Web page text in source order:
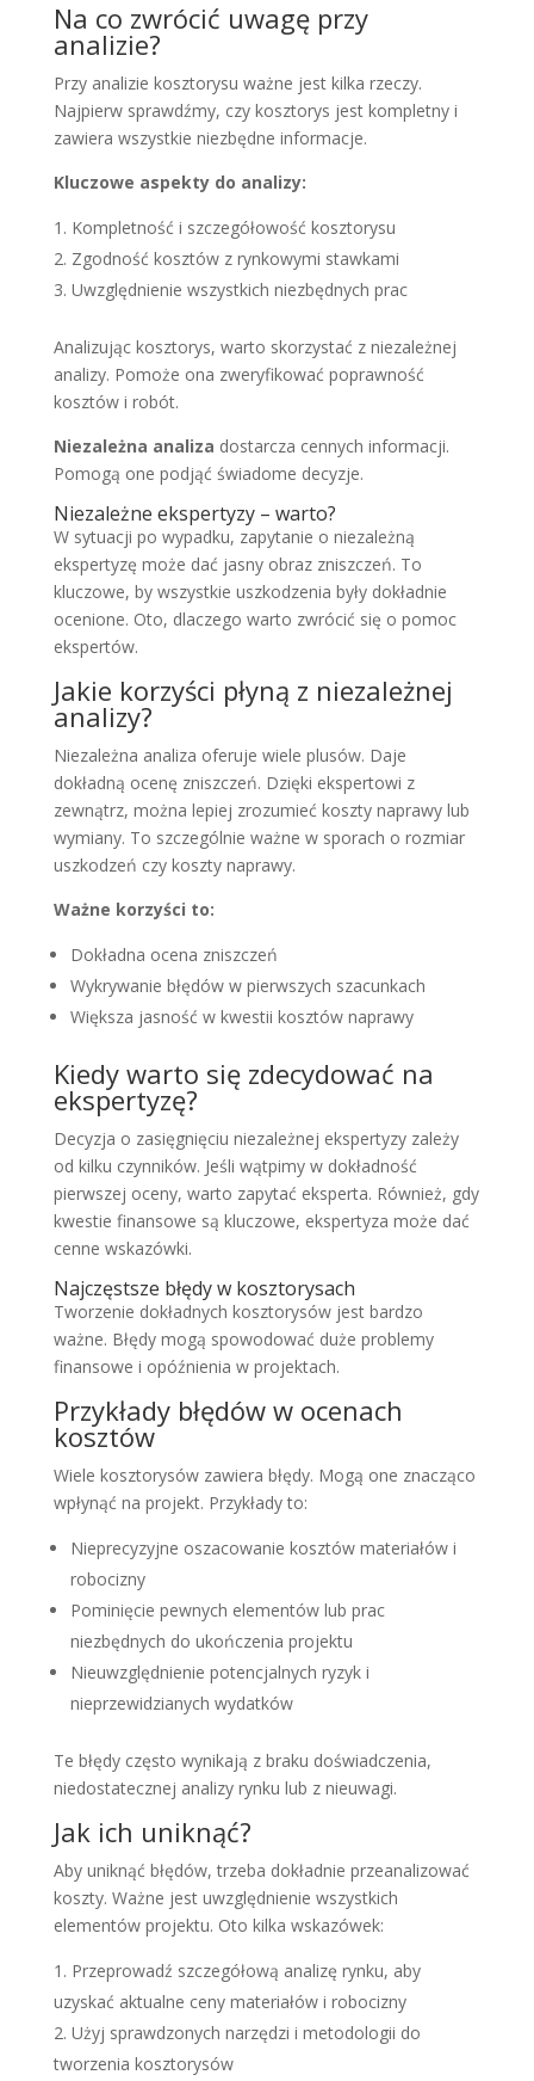
Na co zwrócić uwagę przy
analizie?
Przy analizie kosztorysu ważne jest kilka rzeczy.
Najpierw sprawdźmy, czy kosztorys jest kompletny i
zawiera wszystkie niezbędne informacje.
Kluczowe aspekty do analizy:
Kompletność i szczegółowość kosztorysu
Zgodność kosztów z rynkowymi stawkami
Uwzględnienie wszystkich niezbędnych prac
Analizując kosztorys, warto skorzystać z niezależnej
analizy. Pomoże ona zweryfikować poprawność
kosztów i robót.
Niezależna analiza dostarcza cennych informacji.
Pomogą one podjąć świadome decyzje.
Niezależne ekspertyzy – warto?
W sytuacji po wypadku, zapytanie o niezależną
ekspertyzę może dać jasny obraz zniszczeń. To
kluczowe, by wszystkie uszkodzenia były dokładnie
ocenione. Oto, dlaczego warto zwrócić się o pomoc
ekspertów.
Jakie korzyści płyną z niezależnej
analizy?
Niezależna analiza oferuje wiele plusów. Daje
dokładną ocenę zniszczeń. Dzięki ekspertowi z
zewnątrz, można lepiej zrozumieć koszty naprawy lub
wymiany. To szczególnie ważne w sporach o rozmiar
uszkodzeń czy koszty naprawy.
Ważne korzyści to:
Dokładna ocena zniszczeń
Wykrywanie błędów w pierwszych szacunkach
Większa jasność w kwestii kosztów naprawy
Kiedy warto się zdecydować na
ekspertyzę?
Decyzja o zasięgnięciu niezależnej ekspertyzy zależy
od kilku czynników. Jeśli wątpimy w dokładność
pierwszej oceny, warto zapytać eksperta. Również, gdy
kwestie finansowe są kluczowe, ekspertyza może dać
cenne wskazówki.
Najczęstsze błędy w kosztorysach
Tworzenie dokładnych kosztorysów jest bardzo
ważne. Błędy mogą spowodować duże problemy
finansowe i opóźnienia w projektach.
Przykłady błędów w ocenach
kosztów
Wiele kosztorysów zawiera błędy. Mogą one znacząco
wpłynąć na projekt. Przykłady to:
Nieprecyzyjne oszacowanie kosztów materiałów i
robocizny
Pominięcie pewnych elementów lub prac
niezbędnych do ukończenia projektu
Nieuwzględnienie potencjalnych ryzyk i
nieprzewidzianych wydatków
Te błędy często wynikają z braku doświadczenia,
niedostatecznej analizy rynku lub z nieuwagi.
Jak ich uniknąć?
Aby uniknąć błędów, trzeba dokładnie przeanalizować
koszty. Ważne jest uwzględnienie wszystkich
elementów projektu. Oto kilka wskazówek:
Przeprowadź szczegółową analizę rynku, aby
uzyskać aktualne ceny materiałów i robocizny
Użyj sprawdzonych narzędzi i metodologii do
tworzenia kosztorysów